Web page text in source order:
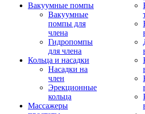
Вакуумные помпы
Вакуумные
помпы для
члена
Гидропомпы
для члена
Кольца и насадки
Насадки на
член
Эрекционные
кольца
Массажеры